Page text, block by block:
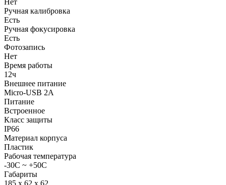
Ручная калибровка
Есть
Ручная фокусировка
Есть
Фотозапись
Нет
Время работы
12ч
Внешнее питание
Micro-USB 2A
Питание
Встроенное
Класс защиты
IP66
Материал корпуса
Пластик
Рабочая температура
-30C ~ +50C
Габариты
185 x 62 x 62